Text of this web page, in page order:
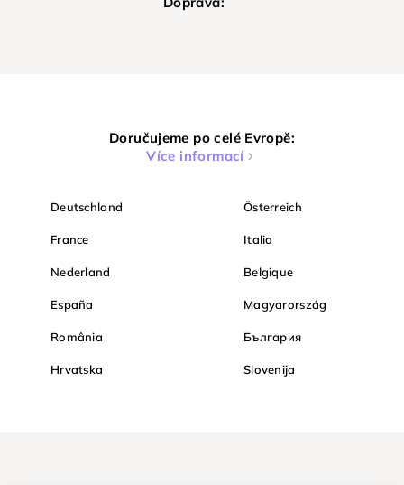
Doručujeme po celé Evropě:
Více informací
Deutschland Österreich
France Italia
Nederland Belgique
España Magyarország
România България
Hrvatska Slovenija